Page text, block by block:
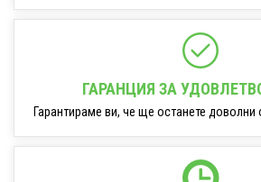
ГАРАНЦИЯ ЗА
Гарантираме ви, че ще останете доволни